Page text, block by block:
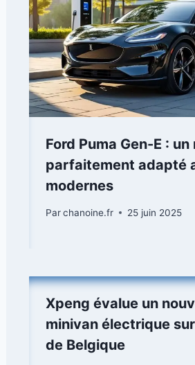
Ford Puma Gen-E :
parfaitement adapté
modernes
Parchanoine.fr 25 juin 2025
Xpeng évalue un
minivan électrique
de Belgique